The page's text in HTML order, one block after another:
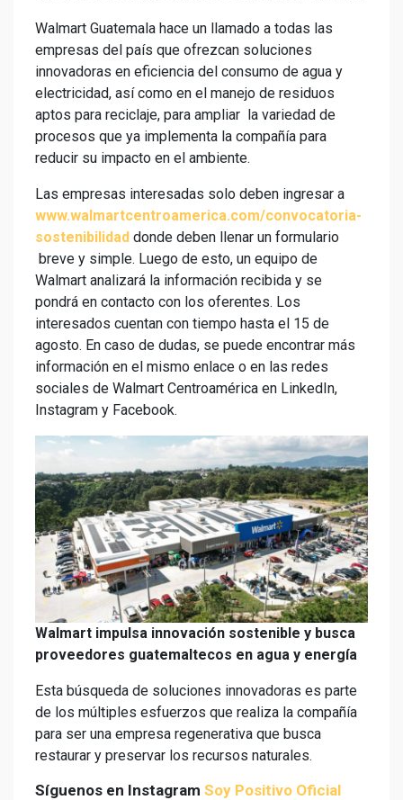
Walmart Guatemala hace un llamado a todas las
empresas del país que ofrezcan soluciones
innovadoras en eficiencia del consumo de agua y
electricidad, así como en el manejo de residuos
aptos para reciclaje, para ampliar la variedad de
procesos que ya implementa la compañía para
reducir su impacto en el ambiente.
Las empresas interesadas solo deben ingresar a
www.walmartcentroamerica.com/convocatoria-
sostenibilidad donde deben llenar un formulario
breve y simple. Luego de esto, un equipo de
Walmart analizará la información recibida y se
pondrá en contacto con los oferentes. Los
interesados cuentan con tiempo hasta el 15 de
agosto. En caso de dudas, se puede encontrar más
información en el mismo enlace o en las redes
sociales de Walmart Centroamérica en LinkedIn,
Instagram y Facebook.
Walmart impulsa innovación sostenible y busca
proveedores guatemaltecos en agua y energía
Esta búsqueda de soluciones innovadoras es parte
de los múltiples esfuerzos que realiza la compañía
para ser una empresa regenerativa que busca
restaurar y preservar los recursos naturales.
Síguenos en Instagram Soy Positivo Oficial